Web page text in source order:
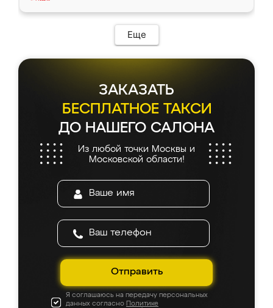
Еще
ЗАКАЗАТЬ
БЕСПЛАТНОЕ ТАКСИ
ДО НАШЕГО САЛОНА
Из любой точки Москвы и
Московской области!
Отправить
Я соглашаюсь на передачу персональных
данных согласно Политике